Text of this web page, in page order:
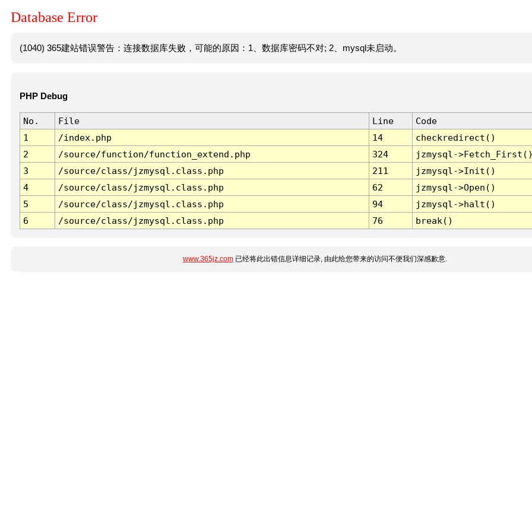
Database Error
(1040) 365建站错误警告：连接数据库失败，可能的原因：1、数据库密码不对; 2、mysql未启动。
PHP Debug
No. File Line
Code
1
/index.php 14
checkredirect()
2
/source/function/function_extend.php 324
jzmysql-
3
/source/class/jzmysql.class.php 211
jzmysql->Init()
4
/source/class/jzmysql.class.php 62
jzmysql->Open()
5
/source/class/jzmysql.class.php 94
jzmysql->halt()
6
/source/class/jzmysql.class.php 76 break()
www.365jz.com已经将此出错信息详细记录, 由此给您带来的访问不便我们深感歉意.